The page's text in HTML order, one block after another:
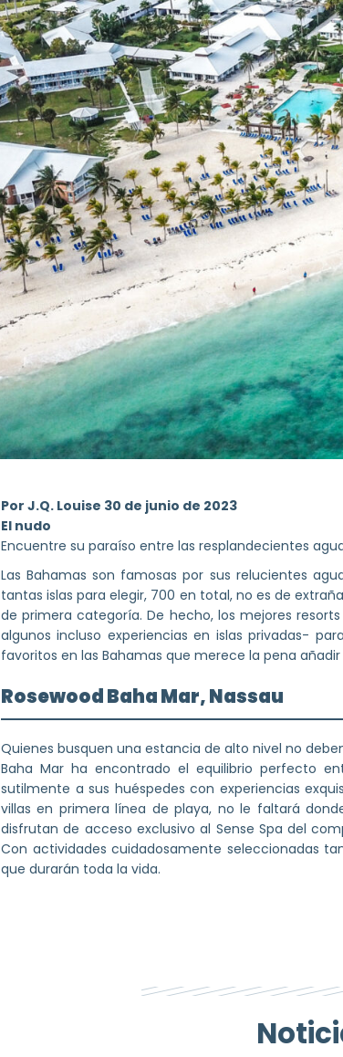
Por J.Q. Louise 30 de junio de 2023
El nudo
Encuentre su paraíso entre las resplandecientes
Las Bahamas son famosas por sus relucientes
tantas islas para elegir, 700 en total, no es de
de primera categoría. De hecho, los mejores
algunos incluso experiencias en islas privadas-
favoritos en las Bahamas que merece la pena
Rosewood Baha Mar, Nassau
Quienes busquen una estancia de alto nivel no
Baha Mar ha encontrado el equilibrio perfecto
sutilmente a sus huéspedes con experiencias
villas en primera línea de playa, no le faltará
disfrutan de acceso exclusivo al Sense Spa del
Con actividades cuidadosamente seleccionadas
que durarán toda la vida.